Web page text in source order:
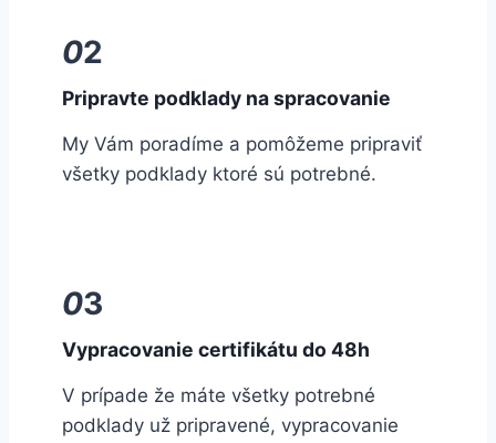
02
Pripravte podklady na spracovanie
My Vám poradíme a pomôžeme pripraviť
všetky podklady ktoré sú potrebné.
03
Vypracovanie certifikátu do 48h
V prípade že máte všetky potrebné
podklady už pripravené, vypracovanie